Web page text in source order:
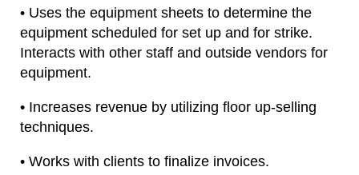
• Uses the equipment sheets to determine the
equipment scheduled for set up and for strike.
Interacts with other staff and outside vendors for
equipment.
• Increases revenue by utilizing floor up-selling
techniques.
• Works with clients to finalize invoices.